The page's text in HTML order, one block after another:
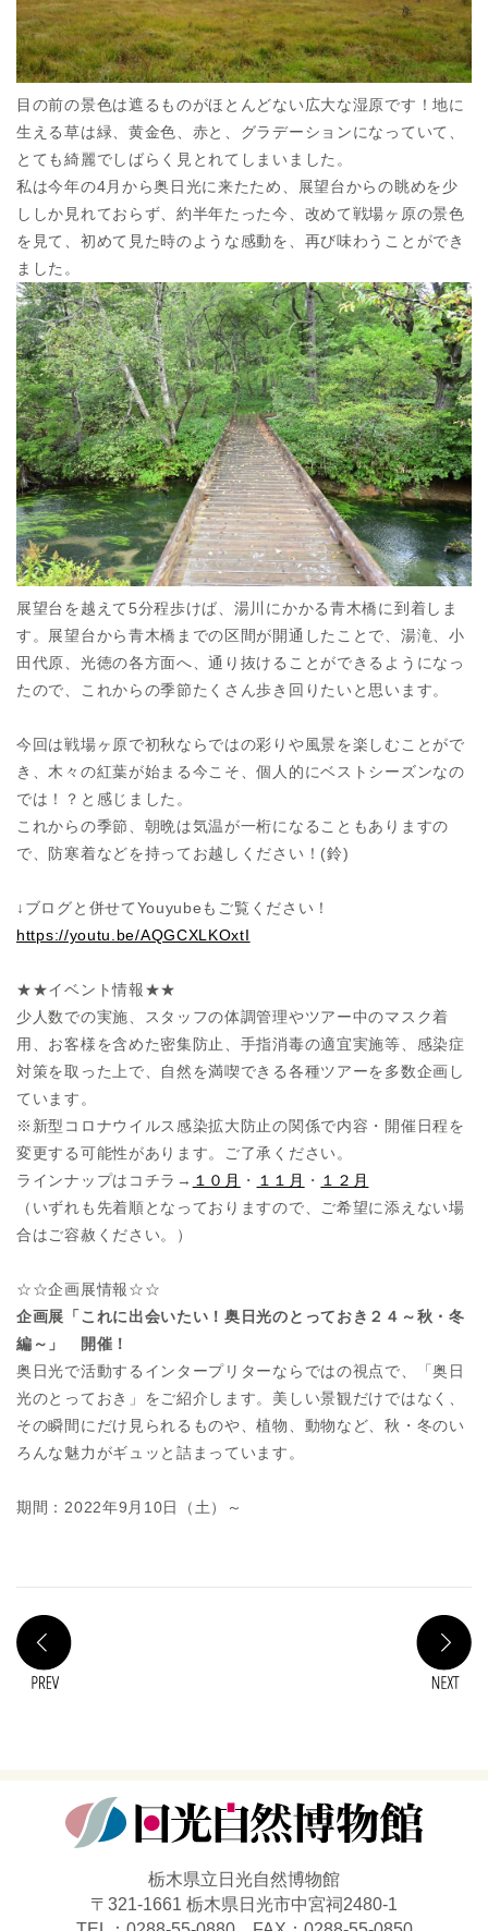
目の前の景色は遮るものがほとんどない広大な湿原です！地に
生える草は緑、黄金色、赤と、グラデーションになっていて、
とても綺麗でしばらく見とれてしまいました。
私は今年の4月から奥日光に来たため、展望台からの眺めを少
ししか見れておらず、約半年たった今、改めて戦場ヶ原の景色
を見て、初めて見た時のような感動を、再び味わうことができ
ました。
展望台を越えて5分程歩けば、湯川にかかる青木橋に到着しま
す。展望台から青木橋までの区間が開通したことで、湯滝、小
田代原、光徳の各方面へ、通り抜けることができるようになっ
たので、これからの季節たくさん歩き回りたいと思います。
今回は戦場ヶ原で初秋ならではの彩りや風景を楽しむことがで
き、木々の紅葉が始まる今こそ、個人的にベストシーズンなの
では！？と感じました。
これからの季節、朝晩は気温が一桁になることもありますの
で、防寒着などを持ってお越しください！(鈴)
↓ブログと併せてYouyubeもご覧ください！
https://youtu.be/AQGCXLKOxtI
★★イベント情報★★
少人数での実施、スタッフの体調管理やツアー中のマスク着
用、お客様を含めた密集防止、手指消毒の適宜実施等、感染症
対策を取った上で、自然を満喫できる各種ツアーを多数企画し
ています。
※新型コロナウイルス感染拡大防止の関係で内容・開催日程を
変更する可能性があります。ご了承ください。
ラインナップはコチラ→ １０月 ・ １１月 ・ １２月
（いずれも先着順となっておりますので、ご希望に添えない場
合はご容赦ください。）
☆☆企画展情報☆☆
企画展「これに出会いたい！奥日光のとっておき２４～秋・冬
編～」 開催！
奥日光で活動するインタープリターならではの視点で、「奥日
光のとっておき」をご紹介します。美しい景観だけではなく、
その瞬間にだけ見られるものや、植物、動物など、秋・冬のい
ろんな魅力がギュッと詰まっています。
期間：2022年9月10日（土）～
栃木県立日光自然博物館
〒321-1661 栃木県日光市中宮祠2480-1